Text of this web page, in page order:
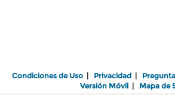
Condiciones de Uso | Privacidad |
Versión Móvil| Mapa de